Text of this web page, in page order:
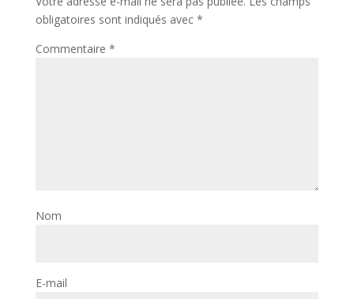
obligatoires sont indiqués avec *
Commentaire *
Nom
E-mail